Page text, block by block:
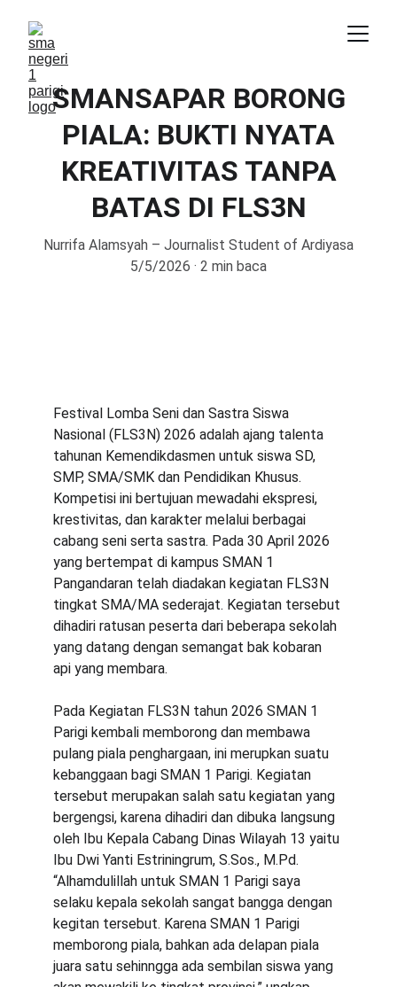
SMANSAPAR BORONG
PIALA: BUKTI NYATA
KREATIVITAS TANPA
BATAS DI FLS3N
Nurrifa Alamsyah – Journalist Student of Ardiyasa
5/5/2026
2 min baca
Festival Lomba Seni dan Sastra Siswa
Nasional (FLS3N) 2026 adalah ajang talenta
tahunan Kemendikdasmen untuk siswa SD,
SMP, SMA/SMK dan Pendidikan Khusus.
Kompetisi ini bertujuan mewadahi ekspresi,
krestivitas, dan karakter melalui berbagai
cabang seni serta sastra. Pada 30 April 2026
yang bertempat di kampus SMAN 1
Pangandaran telah diadakan kegiatan FLS3N
tingkat SMA/MA sederajat. Kegiatan tersebut
dihadiri ratusan peserta dari beberapa sekolah
yang datang dengan semangat bak kobaran
api yang membara.
Pada Kegiatan FLS3N tahun 2026 SMAN 1
Parigi kembali memborong dan membawa
pulang piala penghargaan, ini merupkan suatu
kebanggaan bagi SMAN 1 Parigi. Kegiatan
tersebut merupakan salah satu kegiatan yang
bergengsi, karena dihadiri dan dibuka langsung
oleh Ibu Kepala Cabang Dinas Wilayah 13 yaitu
Ibu Dwi Yanti Estriningrum, S.Sos., M.Pd.
“Alhamdulillah untuk SMAN 1 Parigi saya
selaku kepala sekolah sangat bangga dengan
kegitan tersebut. Karena SMAN 1 Parigi
memborong piala, bahkan ada delapan piala
juara satu sehinngga ada sembilan siswa yang